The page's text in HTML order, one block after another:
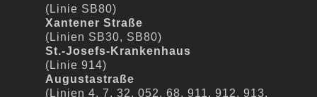
(Linie SB80)
Xantener Straße
(Linien SB30, SB80)
St.-Josefs-Krankenhaus
(Linie 914)
Augustastraße
(Linien 4, 7, 32, 052, 68, 911, 912, 913,